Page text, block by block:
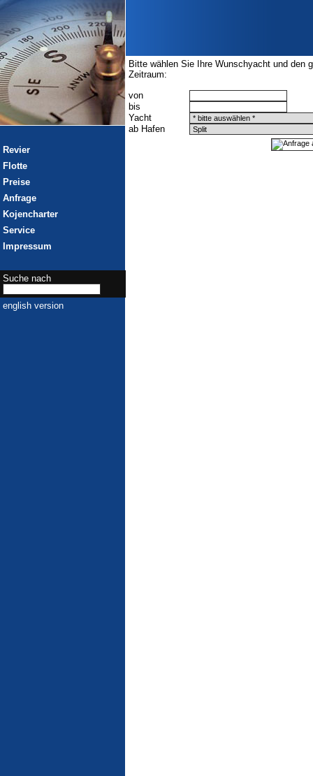
Revier
Flotte
Preise
Anfrage
Kojencharter
Service
Impressum
Suche nach
english version
Bitte wählen Sie Ihre Wunschyacht und den
Zeitraum:
von
bis
Yacht
ab Hafen